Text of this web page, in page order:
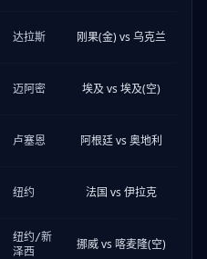
达拉斯 刚果(金) vs 乌克兰
迈阿密 埃及 vs 埃及(空)
卢塞恩 阿根廷 vs 奥地利
纽约 法国 vs 伊拉克
纽约/新
泽西
挪威 vs 喀麦隆(空)